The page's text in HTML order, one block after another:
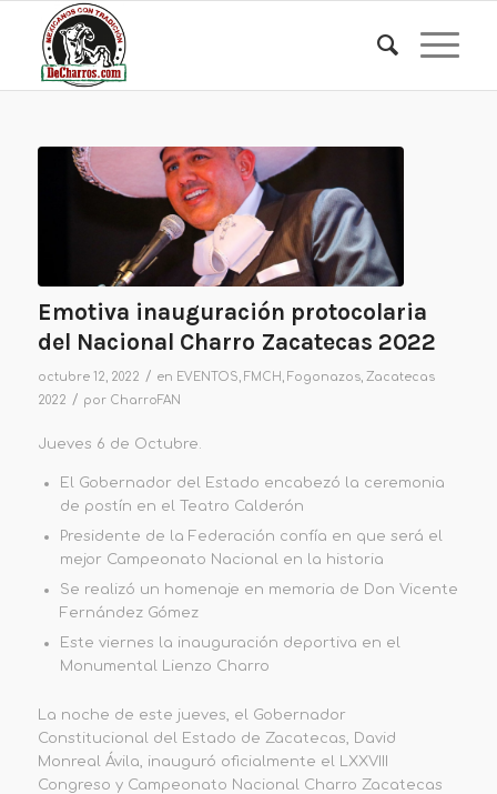
Emotiva inauguración protocolaria
del Nacional Charro Zacatecas 2022
octubre 12, 2022 / en EVENTOS FMCH Fogonazos, Zacatecas
2022
/ por CharroFAN
Jueves 6 de Octubre.
El Gobernador del Estado encabezó la ceremonia
de postín en el Teatro Calderón
Presidente de la Federación confía en que será el
mejor Campeonato Nacional en la historia
Se realizó un homenaje en memoria de Don Vicente
Fernández Gómez
Este viernes la inauguración deportiva en el
Monumental Lienzo Charro
La noche de este jueves, el Gobernador
Constitucional del Estado de Zacatecas, David
Monreal Ávila, inauguró oficialmente el LXXVIII
Congreso y Campeonato Nacional Charro Zacatecas